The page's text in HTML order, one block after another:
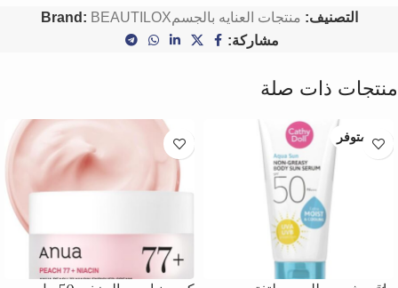
التصنيف: منتجات العنايه بالجسم Brand: BEAUTILOX
مشاركة:
منتجات ذات صلة
غير متوفر